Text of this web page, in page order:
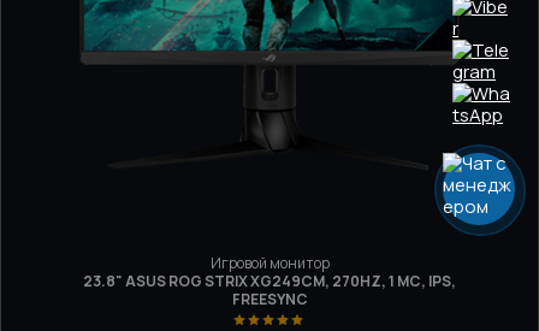
Игровой монитор
23.8" ASUS ROG STRIX XG249CM, 270HZ, 1 МС, IPS,
FREESYNC